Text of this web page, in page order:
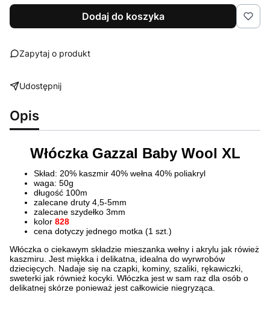
Dodaj do koszyka
Zapytaj o produkt
Udostępnij
Opis
Włóczka Gazzal Baby Wool XL
Skład: 20% kaszmir 40% wełna 40% poliakryl
waga: 50g
długość 100m
zalecane druty 4,5-5mm
zalecane szydełko 3mm
kolor 828
cena dotyczy jednego motka (1 szt.)
Włóczka o ciekawym składzie mieszanka wełny i akrylu jak rówież
kaszmiru. Jest miękka i delikatna, idealna do wyrwrobów
dziecięcych. Nadaje się na czapki, kominy, szaliki, rękawiczki,
sweterki jak również kocyki. Włóczka jest w sam raz dla osób o
delikatnej skórze ponieważ jest całkowicie niegryząca.